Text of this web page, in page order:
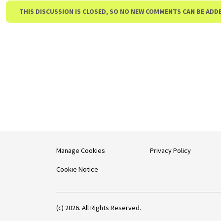
THIS DISCUSSION IS CLOSED, SO NO NEW COMMENTS CAN BE
Manage Cookies
Cookie Notice
Privacy Policy
(c) 2026. All Rights Reserved.